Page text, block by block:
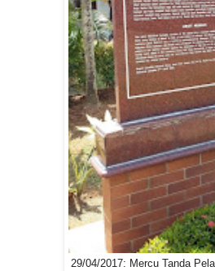
29/04/2017: Mercu Tanda